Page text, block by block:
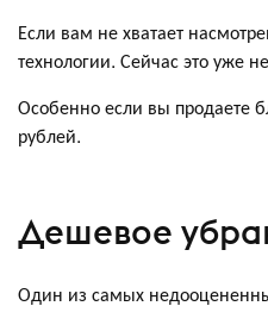
Если вам не хватает
технологии. Сейчас это уже
Особенно если вы продаете
рублей.
Дешевое
Один из самых